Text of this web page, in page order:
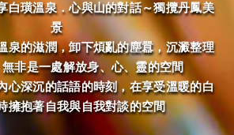
白璜溫泉．心與山的對話～獨攬丹鳳美
景
泉的滋潤，卸下煩亂的塵囂，沉澱整理
非是一處解放身、心、靈的空間
心深沉的話語的時刻，在享受溫暖的白
擁抱著自我與自我對談的空間